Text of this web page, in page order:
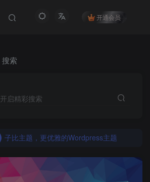
开通会员
搜索
开启精彩搜索
子比主题，更优雅的Wordpress主题
子比主题，更优雅的Wordpress主题